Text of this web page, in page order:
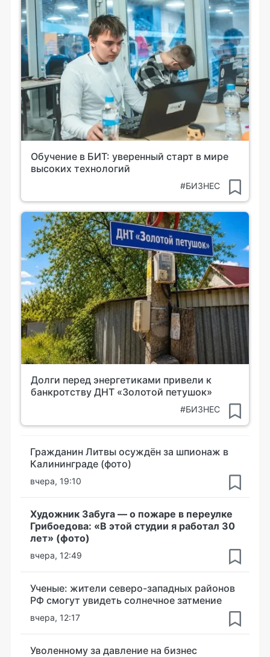
Обучение в БИТ: уверенный старт в мире
высоких технологий
#БИЗНЕС
Долги перед энергетиками привели к
банкротству ДНТ «Золотой петушок»
#БИЗНЕС
Гражданин Литвы осуждён за шпионаж в
Калининграде (фото)
вчера, 19:10
Художник Забуга — о пожаре в переулке
Грибоедова: «В этой студии я работал 30
лет» (фото)
вчера, 12:49
Ученые: жители северо-западных районов
РФ смогут увидеть солнечное затмение
вчера, 12:17
Уволенному за давление на бизнес